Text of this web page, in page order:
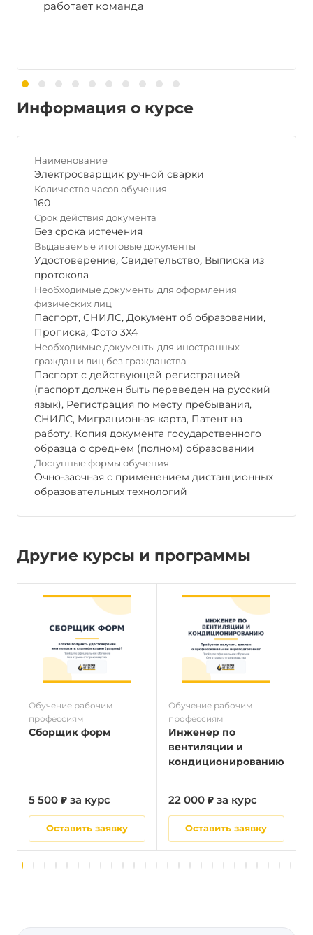
работает команда
Информация о курсе
Наименование
Электросварщик ручной сварки
Количество часов обучения
160
Срок действия документа
Без срока истечения
Выдаваемые итоговые документы
Удостоверение, Свидетельство, Выписка из
протокола
Необходимые документы для оформления
физических лиц
Паспорт, СНИЛС, Документ об образовании,
Прописка, Фото 3Х4
Необходимые документы для иностранных
граждан и лиц без гражданства
Паспорт с действующей регистрацией
(паспорт должен быть переведен на русский
язык), Регистрация по месту пребывания,
СНИЛС, Миграционная карта, Патент на
работу, Копия документа государственного
образца о среднем (полном) образовании
Доступные формы обучения
Очно-заочная с применением дистанционных
образовательных технологий
Другие курсы и программы
Обучение рабочим
профессиям
Сборщик форм
5 500 ₽ за курс
Оставить заявку
Обучение рабочим
профессиям
Инженер по
вентиляции и
кондиционированию
22 000 ₽ за курс
Оставить заявку